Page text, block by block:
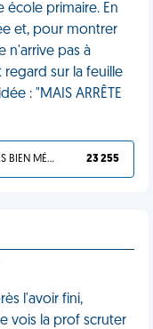
école primaire. En
et, pour montrer
n'arrive pas à
sur la feuille
: "MAIS ARRÊTE
TU L'AS BIEN MÉRITÉ 23 255
l'avoir fini,
vois la prof scruter